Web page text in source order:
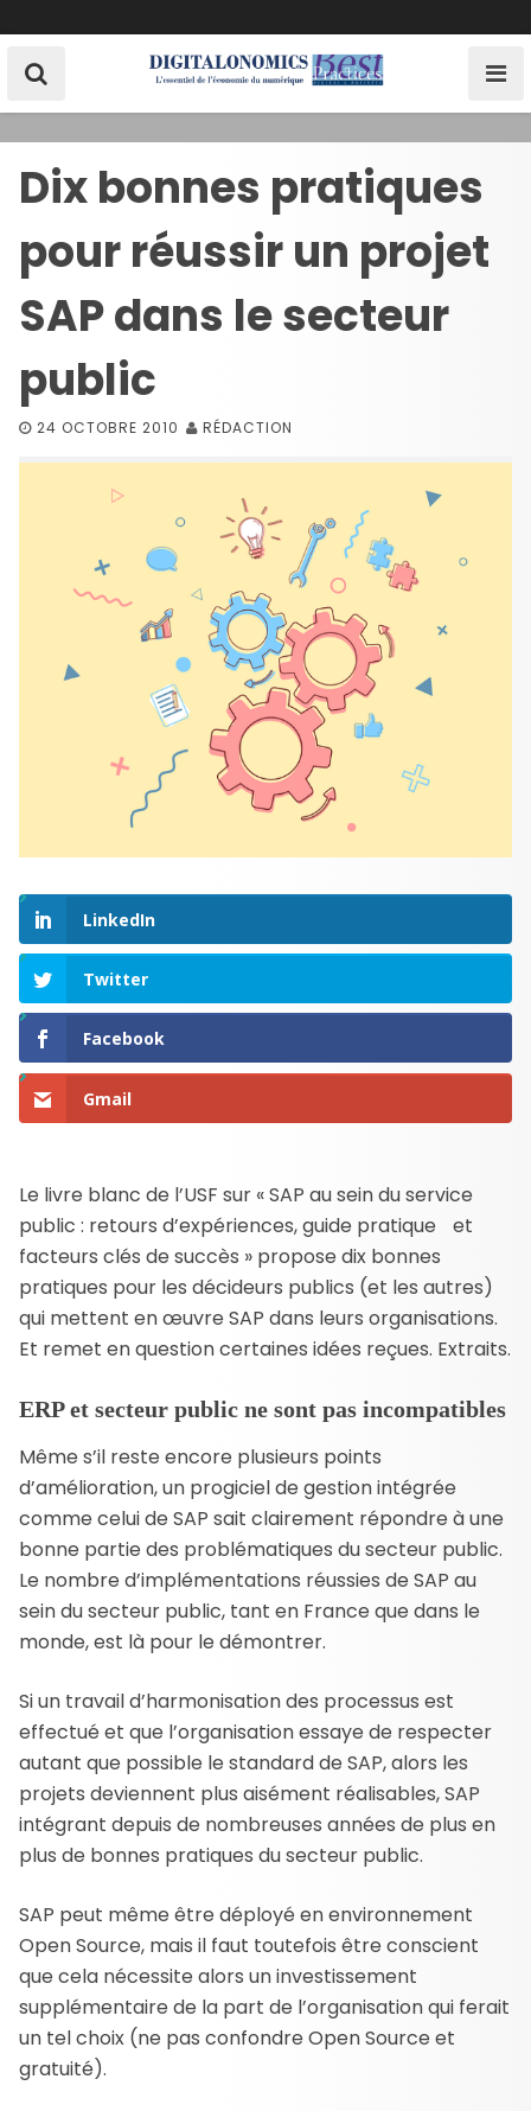
k
Dix bonnes pratiques
pour réussir un projet
SAP dans le secteur
public
24 OCTOBRE 2010 RÉDACTION
LinkedIn
Twitter
Facebook
Gmail
Le livre blanc de l’USF sur « SAP au sein du service
public : retours d’expériences, guide pratique et
facteurs clés de succès » propose dix bonnes
pratiques pour les décideurs publics (et les autres)
qui mettent en œuvre SAP dans leurs organisations.
Et remet en question certaines idées reçues. Extraits.
ERP et secteur public ne sont pas incompatibles
Même s’il reste encore plusieurs points
d’amélioration, un progiciel de gestion intégrée
comme celui de SAP sait clairement répondre à une
bonne partie des problématiques du secteur public.
Le nombre d’implémentations réussies de SAP au
sein du secteur public, tant en France que dans le
monde, est là pour le démontrer.
Si un travail d’harmonisation des processus est
effectué et que l’organisation essaye de respecter
autant que possible le standard de SAP, alors les
projets deviennent plus aisément réalisables, SAP
intégrant depuis de nombreuses années de plus en
plus de bonnes pratiques du secteur public.
SAP peut même être déployé en environnement
Open Source, mais il faut toutefois être conscient
que cela nécessite alors un investissement
supplémentaire de la part de l’organisation qui ferait
un tel choix (ne pas confondre Open Source et
gratuité).